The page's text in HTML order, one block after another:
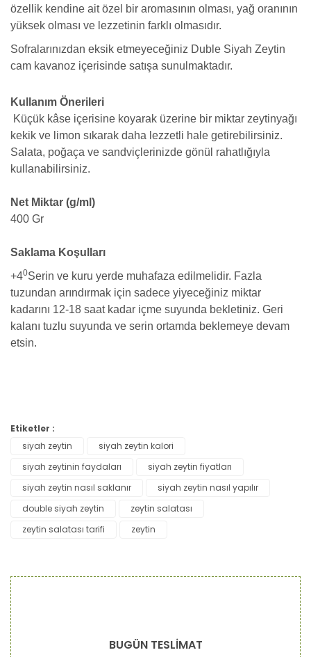
özellik kendine ait özel bir aromasının olması, yağ oranının
yüksek olması ve lezzetinin farklı olmasıdır.
Sofralarınızdan eksik etmeyeceğiniz Duble Siyah Zeytin
cam kavanoz içerisinde satışa sunulmaktadır.
Kullanım Önerileri
Küçük kâse içerisine koyarak üzerine bir miktar zeytinyağı
kekik ve limon sıkarak daha lezzetli hale getirebilirsiniz.
Salata, poğaça ve sandviçlerinizde gönül rahatlığıyla
kullanabilirsiniz.
Net Miktar (g/ml)
400 Gr
Saklama Koşulları
+40Serin ve kuru yerde muhafaza edilmelidir. Fazla
tuzundan arındırmak için sadece yiyeceğiniz miktar
kadarını 12-18 saat kadar içme suyunda bekletiniz. Geri
kalanı tuzlu suyunda ve serin ortamda beklemeye devam
etsin.
Bu ürüne ilk yorumu siz yapın!
Yorum Yaz
Bu ürünün fiyat bilgisi, resim, ürün açıklamalarında ve diğer
kullanarak tarafımıza iletebilirsiniz.
Görüş ve önerileriniz için teşekkür ederiz.
Bu ürüne benzer farklı alternatifler olmalı.
Etiketler :
siyah zeytin
siyah zeytin kalori
siyah zeytinin faydaları
siyah zeytin fiyatları
siyah zeytin nasıl saklanır
siyah zeytin nasıl yapılır
double siyah zeytin
zeytin salatası
zeytin salatası tarifi
zeytin
BUGÜN TESLİMAT